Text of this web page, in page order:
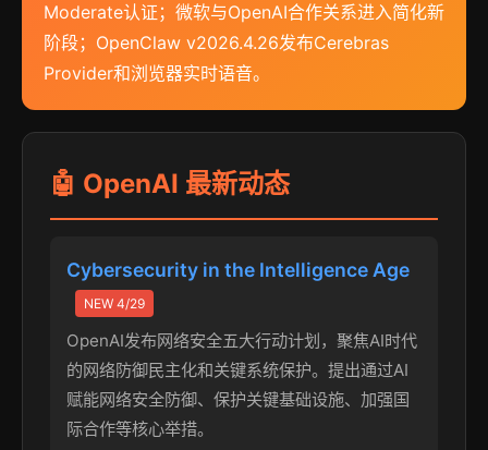
Moderate认证；微软与OpenAI合作关系进入简化新
阶段；OpenClaw v2026.4.26发布Cerebras
Provider和浏览器实时语音。
🤖 OpenAI 最新动态
Cybersecurity in the Intelligence Age
NEW 4/29
OpenAI发布网络安全五大行动计划，聚焦AI时代
的网络防御民主化和关键系统保护。提出通过AI
赋能网络安全防御、保护关键基础设施、加强国
际合作等核心举措。